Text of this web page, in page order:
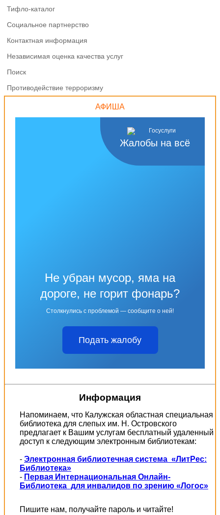
Тифло-каталог
Социальное партнерство
Контактная информация
Независимая оценка качества услуг
Поиск
Противодействие терроризму
АФИША
Жалобы на всё
Не убран мусор, яма на
дороге, не горит фонарь?
Столкнулись с проблемой — сообщите о ней!
Подать жалобу
Информация
Напоминаем, что Калужская областная специальная
библиотека для слепых им. Н. Островского
предлагает к Вашим услугам бесплатный удаленный
доступ к следующим электронным библиотекам:
- Электронная библиотечная система «ЛитРес:
Библиотека»
- Первая Интернациональная Онлайн-
Библиотека для инвалидов по зрению «Логос»
Пишите нам, получайте пароль и читайте!